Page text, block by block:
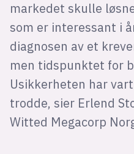
markedet skulle
som er interessant i
diagnosen av et
men tidspunktet for
Usikkerheten har
trodde, sier Erlend
Witted Megacorp